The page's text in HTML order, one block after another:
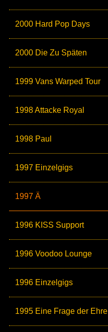
2000 Hard Pop Days
2000 Die Zu Späten
1999 Vans Warped Tour
1998 Attacke Royal
1998 Paul
1997 Einzelgigs
1997 Ä
1996 KISS Support
1996 Voodoo Lounge
1996 Einzelgigs
1995 Eine Frage der Ehre